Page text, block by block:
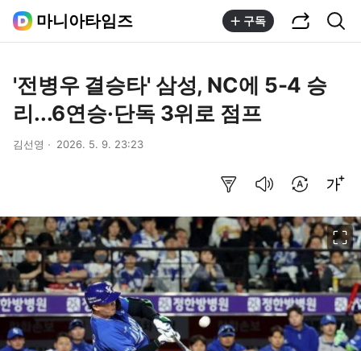
마니아타임즈 구독
'전병우 결승타' 삼성, NC에 5-4 승
리...6연승·단독 3위로 점프
김선영 2026. 5. 9. 23:23